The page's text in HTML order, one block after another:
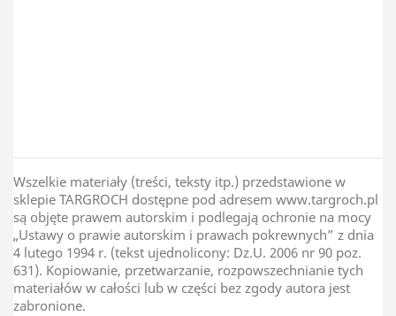
Wszelkie materiały (treści, teksty itp.) przedstawione w
sklepie TARGROCH dostępne pod adresem www.targroch.pl
są objęte prawem autorskim i podlegają ochronie na mocy
„Ustawy o prawie autorskim i prawach pokrewnych” z dnia
4 lutego 1994 r. (tekst ujednolicony: Dz.U. 2006 nr 90 poz.
631). Kopiowanie, przetwarzanie, rozpowszechnianie tych
materiałów w całości lub w części bez zgody autora jest
zabronione.